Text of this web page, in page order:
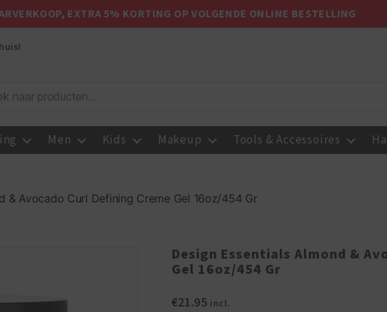
EXTRA 5% KORTING OP VOLGENDE ONLINE BESTELLING
Men Kids Makeup Tools & Accessoires
& Avocado Curl Defining Creme Gel 16oz/454 Gr
Design Essentials Almond &
Gel 16oz/454 Gr
€21.95 incl.